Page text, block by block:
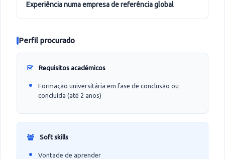
experiência numa empresa de referência global
Perfil procurado
Requisitos académicos
Formação universitária em fase de conclusão ou
concluída (até 2 anos)
Soft skills
Vontade de aprender